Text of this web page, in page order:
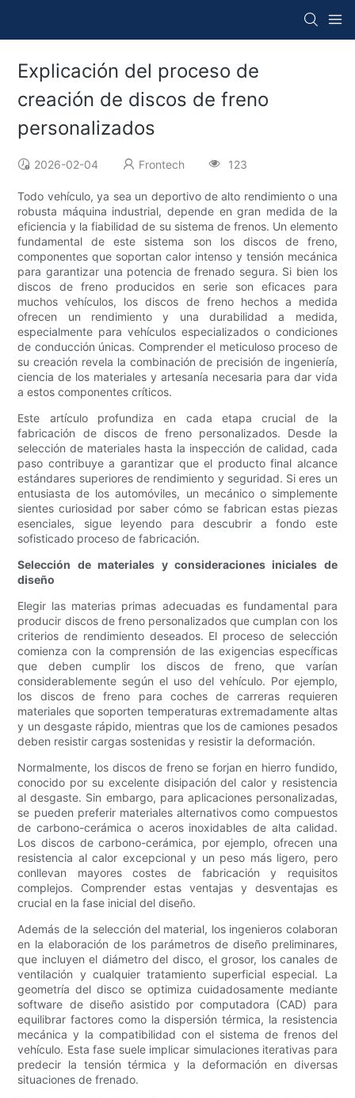
Explicación del proceso de
creación de discos de freno
personalizados
2026-02-04 Frontech 123
Todo vehículo, ya sea un deportivo de alto rendimiento o una
robusta máquina industrial, depende en gran medida de la
eficiencia y la fiabilidad de su sistema de frenos. Un elemento
fundamental de este sistema son los discos de freno,
componentes que soportan calor intenso y tensión mecánica
para garantizar una potencia de frenado segura. Si bien los
discos de freno producidos en serie son eficaces para
muchos vehículos, los discos de freno hechos a medida
ofrecen un rendimiento y una durabilidad a medida,
especialmente para vehículos especializados o condiciones
de conducción únicas. Comprender el meticuloso proceso de
su creación revela la combinación de precisión de ingeniería,
ciencia de los materiales y artesanía necesaria para dar vida
a estos componentes críticos.
Este artículo profundiza en cada etapa crucial de la
fabricación de discos de freno personalizados. Desde la
selección de materiales hasta la inspección de calidad, cada
paso contribuye a garantizar que el producto final alcance
estándares superiores de rendimiento y seguridad. Si eres un
entusiasta de los automóviles, un mecánico o simplemente
sientes curiosidad por saber cómo se fabrican estas piezas
esenciales, sigue leyendo para descubrir a fondo este
sofisticado proceso de fabricación.
Selección de materiales y consideraciones iniciales de
diseño
Elegir las materias primas adecuadas es fundamental para
producir discos de freno personalizados que cumplan con los
criterios de rendimiento deseados. El proceso de selección
comienza con la comprensión de las exigencias específicas
que deben cumplir los discos de freno, que varían
considerablemente según el uso del vehículo. Por ejemplo,
los discos de freno para coches de carreras requieren
materiales que soporten temperaturas extremadamente altas
y un desgaste rápido, mientras que los de camiones pesados
​​deben resistir cargas sostenidas y resistir la deformación.
Normalmente, los discos de freno se forjan en hierro fundido,
conocido por su excelente disipación del calor y resistencia
al desgaste. Sin embargo, para aplicaciones personalizadas,
se pueden preferir materiales alternativos como compuestos
de carbono-cerámica o aceros inoxidables de alta calidad.
Los discos de carbono-cerámica, por ejemplo, ofrecen una
resistencia al calor excepcional y un peso más ligero, pero
conllevan mayores costes de fabricación y requisitos
complejos. Comprender estas ventajas y desventajas es
crucial en la fase inicial del diseño.
Además de la selección del material, los ingenieros colaboran
en la elaboración de los parámetros de diseño preliminares,
que incluyen el diámetro del disco, el grosor, los canales de
ventilación y cualquier tratamiento superficial especial. La
geometría del disco se optimiza cuidadosamente mediante
software de diseño asistido por computadora (CAD) para
equilibrar factores como la dispersión térmica, la resistencia
mecánica y la compatibilidad con el sistema de frenos del
vehículo. Esta fase suele implicar simulaciones iterativas para
predecir la tensión térmica y la deformación en diversas
situaciones de frenado.